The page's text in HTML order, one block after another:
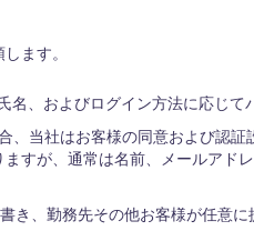
ます。
、およびログイン方法に応じて
当社はお客様の同意および認証
すが、通常は名前、メールアド
、勤務先その他お客様が任意